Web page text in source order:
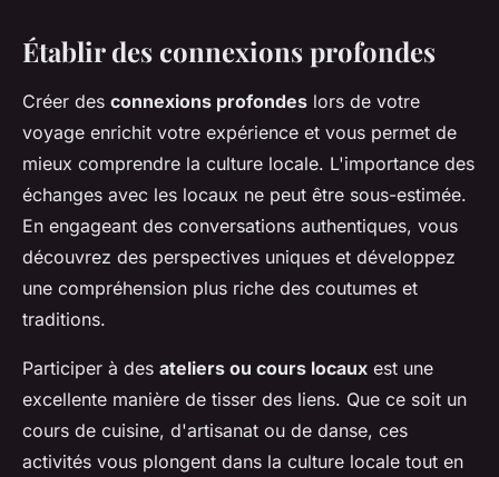
Établir des connexions profondes
Créer des connexions profondes lors de votre
voyage enrichit votre expérience et vous permet de
mieux comprendre la culture locale. L'importance des
échanges avec les locaux ne peut être sous-estimée.
En engageant des conversations authentiques, vous
découvrez des perspectives uniques et développez
une compréhension plus riche des coutumes et
traditions.
Participer à des ateliers ou cours locaux est une
excellente manière de tisser des liens. Que ce soit un
cours de cuisine, d'artisanat ou de danse, ces
activités vous plongent dans la culture locale tout en